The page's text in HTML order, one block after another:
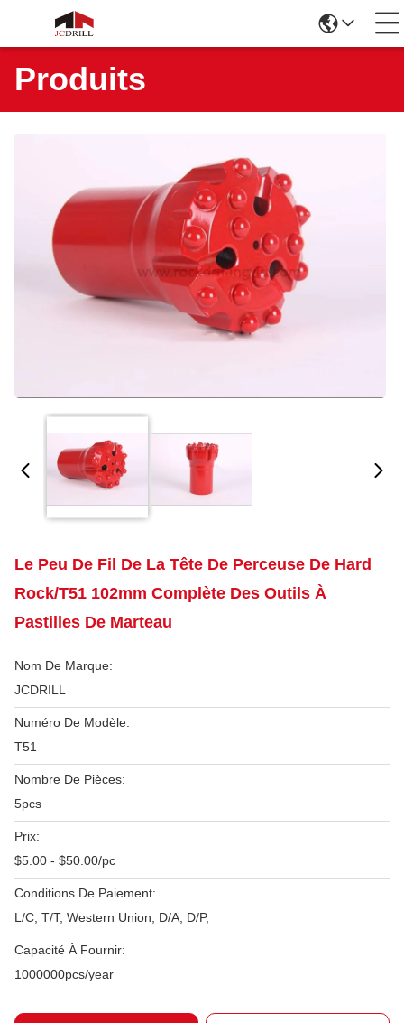
Produits
Le Peu De Fil De La Tête De Perceuse De Hard
Rock/T51 102mm Complète Des Outils À
Pastilles De Marteau
Nom De Marque:
JCDRILL
Numéro De Modèle:
T51
Nombre De Pièces:
5pcs
Prix:
$5.00 - $50.00/pc
Conditions De Paiement:
L/C, T/T, Western Union, D/A, D/P,
Capacité À Fournir:
1000000pcs/year